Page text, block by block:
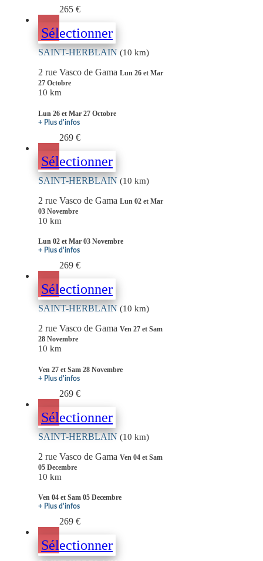
265 €
Sélectionner
SAINT-HERBLAIN (10 km)
2 rue Vasco de Gama Lun 26 et Mar
27 Octobre
10 km
Lun 26 et Mar 27 Octobre
+ Plus d'infos
269 €
Sélectionner
SAINT-HERBLAIN (10 km)
2 rue Vasco de Gama Lun 02 et Mar
03 Novembre
10 km
Lun 02 et Mar 03 Novembre
+ Plus d'infos
269 €
Sélectionner
SAINT-HERBLAIN (10 km)
2 rue Vasco de Gama Ven 27 et Sam
28 Novembre
10 km
Ven 27 et Sam 28 Novembre
+ Plus d'infos
269 €
Sélectionner
SAINT-HERBLAIN (10 km)
2 rue Vasco de Gama Ven 04 et Sam
05 Decembre
10 km
Ven 04 et Sam 05 Decembre
+ Plus d'infos
269 €
Sélectionner